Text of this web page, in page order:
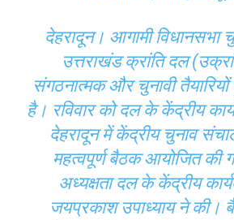
देहरादून। आगामी विधानसभा
उत्तराखंड क्रांति दल
संगठनात्मक और चुनावी
है। रविवार को दल के केंद्रीय
देहरादून में केंद्रीय चुनाव
महत्वपूर्ण बैठक आयोजित की
अध्यक्षता दल के केंद्रीय
जयप्रकाश उपाध्याय ने की।